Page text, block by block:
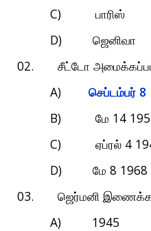
C) பாரிஸ்
D) ஜெனிவா
02. சீட்டோ
A) செப்டம்பர் 8
B)
மே 14
C)
ஏப்ரல் 4
D)
மே 8 1968
03.
ஜெர்மனி
A) 1945